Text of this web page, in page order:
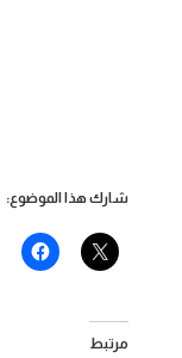
شارك هذا الموضوع:
مرتبط